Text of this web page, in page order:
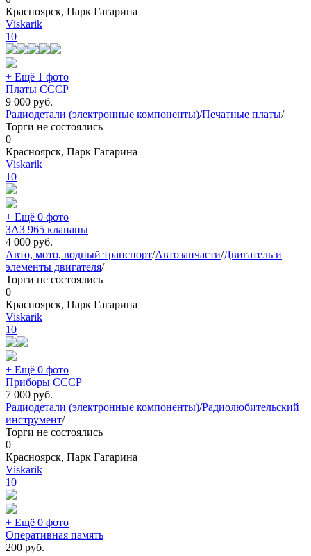
Красноярск, Парк Гагарина
Viskarik
10
+ Ещё 1 фото
Платы СССР
9 000 руб.
Радиодетали (электронные компоненты)/Печатные платы/
Торги не состоялись
0
Красноярск, Парк Гагарина
Viskarik
10
+ Ещё 0 фото
ЗАЗ 965 клапаны
4 000 руб.
Авто, мото, водный транспорт/Автозапчасти/Двигатель и
элементы двигателя/
Торги не состоялись
0
Красноярск, Парк Гагарина
Viskarik
10
+ Ещё 0 фото
Приборы СССР
7 000 руб.
Радиодетали (электронные компоненты)/Радиолюбительский
инструмент/
Торги не состоялись
0
Красноярск, Парк Гагарина
Viskarik
10
+ Ещё 0 фото
Оперативная память
200 руб.